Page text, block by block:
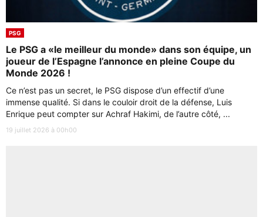
PSG
Le PSG a «le meilleur du monde» dans son équipe, un
joueur de l’Espagne l’annonce en pleine Coupe du
Monde 2026 !
Ce n’est pas un secret, le PSG dispose d’un effectif d’une
immense qualité. Si dans le couloir droit de la défense, Luis
Enrique peut compter sur Achraf Hakimi, de l’autre côté, ...
19 juillet 2026 à 00h00